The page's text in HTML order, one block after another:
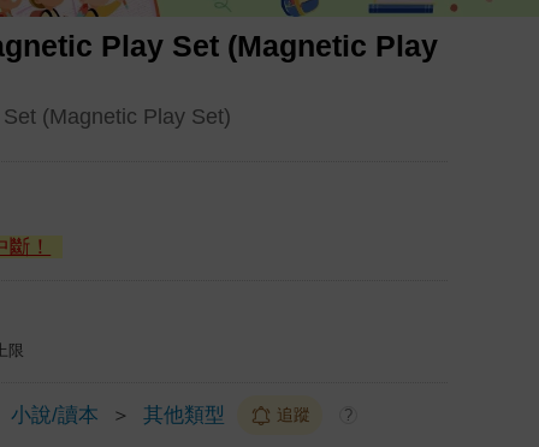
Play Set (Magnetic Play
(Magnetic Play Set)
！
限
小說/讀本 ＞ 其他類型 追蹤 ?